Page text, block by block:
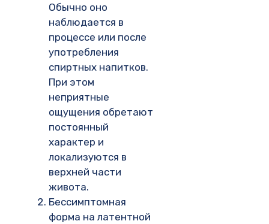
Обычно оно
наблюдается в
процессе или после
употребления
спиртных напитков.
При этом
неприятные
ощущения обретают
постоянный
характер и
локализуются в
верхней части
живота.
Бессимптомная
форма на латентной